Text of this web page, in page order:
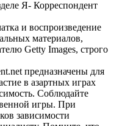
Я- Корреспондент
и воспроизведение
материалов,
Getty Images, строго
предназначены для
в азартных играх
Соблюдайте
игры. При
зависимости